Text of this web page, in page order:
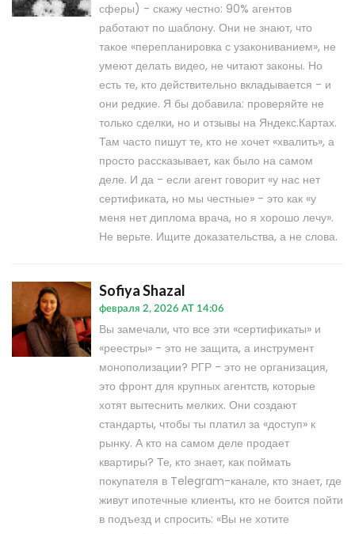
сферы) - скажу честно: 90% агентов
работают по шаблону. Они не знают, что
такое «перепланировка с узакониванием», не
умеют делать видео, не читают законы. Но
есть те, кто действительно вкладывается - и
они редкие. Я бы добавила: проверяйте не
только сделки, но и отзывы на Яндекс.Картах.
Там часто пишут те, кто не хочет «хвалить», а
просто рассказывает, как было на самом
деле. И да - если агент говорит «у нас нет
сертификата, но мы честные» - это как «у
меня нет диплома врача, но я хорошо лечу».
Не верьте. Ищите доказательства, а не слова.
Sofiya Shazal
февраля 2, 2026 AT 14:06
Вы замечали, что все эти «сертификаты» и
«реестры» - это не защита, а инструмент
монополизации? РГР - это не организация,
это фронт для крупных агентств, которые
хотят вытеснить мелких. Они создают
стандарты, чтобы ты платил за «доступ» к
рынку. А кто на самом деле продает
квартиры? Те, кто знает, как поймать
покупателя в Telegram-канале, кто знает, где
живут ипотечные клиенты, кто не боится пойти
в подъезд и спросить: «Вы не хотите